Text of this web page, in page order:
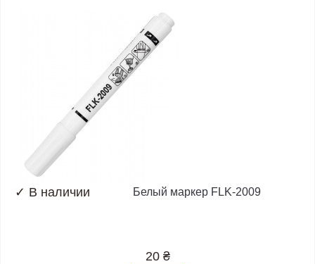
✓ В наличии Белый маркер FLK-2009
20 ₴